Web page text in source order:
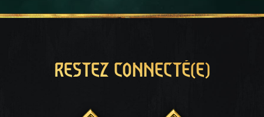
RESTEZ CONNECTÉ(E)